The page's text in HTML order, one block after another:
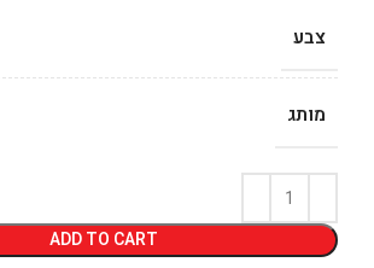
צבע
מותג
ADD TO CART